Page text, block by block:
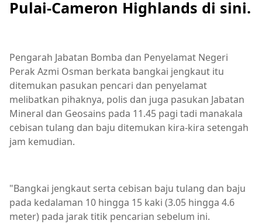
Pulai-Cameron Highlands di sini.
Pengarah Jabatan Bomba dan Penyelamat Negeri
Perak Azmi Osman berkata bangkai jengkaut itu
ditemukan pasukan pencari dan penyelamat
melibatkan pihaknya, polis dan juga pasukan Jabatan
Mineral dan Geosains pada 11.45 pagi tadi manakala
cebisan tulang dan baju ditemukan kira-kira setengah
jam kemudian.
"Bangkai jengkaut serta cebisan baju tulang dan baju
pada kedalaman 10 hingga 15 kaki (3.05 hingga 4.6
meter) pada jarak titik pencarian sebelum ini.